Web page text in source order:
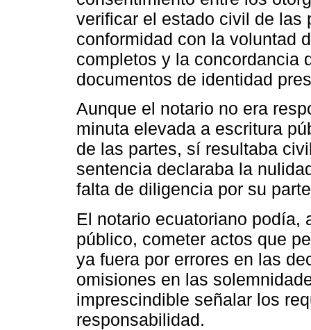
verificar el estado civil de las
conformidad con la voluntad
completos y la concordancia
documentos de identidad
Aunque el notario no era
minuta elevada a escritura
de las partes, sí resultaba
sentencia declaraba la
falta de diligencia por su
El notario ecuatoriano podía,
público, cometer actos que
ya fuera por errores en las
omisiones en las
imprescindible señalar los
responsabilidad.